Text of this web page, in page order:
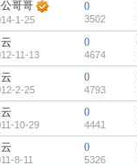
哥哥
1-25
0
3502
11-13
0
4674
2-25
0
4793
10-29
0
4441
8-11
0
5326